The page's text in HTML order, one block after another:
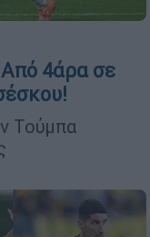
4άρα σε
Τούμπα